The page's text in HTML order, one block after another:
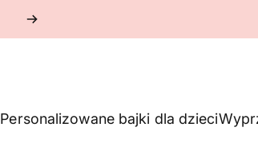
Personalizowane bajki dla dzieci